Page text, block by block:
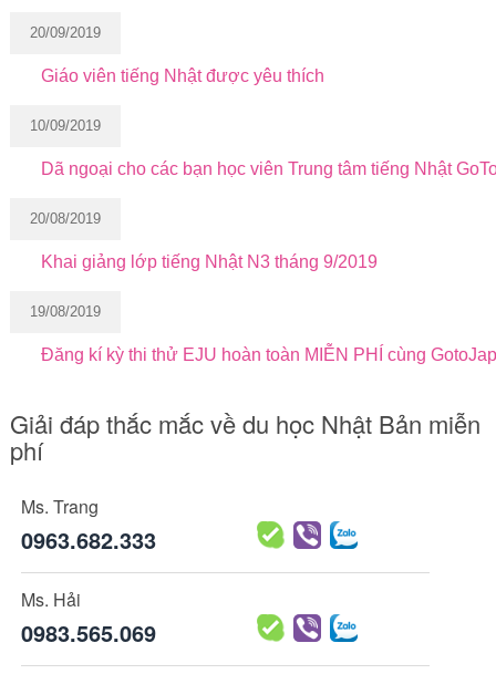
20/09/2019
Giáo viên tiếng Nhật được yêu thích
10/09/2019
Dã ngoại cho các bạn học viên Trung tâm tiếng Nhật
20/08/2019
Khai giảng lớp tiếng Nhật N3 tháng 9/2019
19/08/2019
Đăng kí kỳ thi thử EJU hoàn toàn MIỄN PHÍ cùng
Giải đáp thắc mắc về du học Nhật Bản miễn
phí
Ms. Trang
0963.682.333
Ms. Hải
0983.565.069